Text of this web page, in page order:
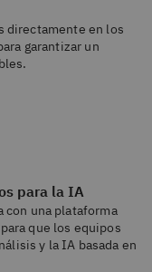
directamente en los
garantizar un
para la IA
con una plataforma
que los equipos
y la IA basada en